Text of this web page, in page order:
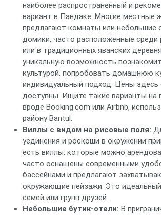
наиболее распространенный и
вариант в Пандаке. Многие местные
предлагают комнаты или небольшие
домики, часто расположенные среди
или в традиционных яванских
уникальную возможность
культурой, попробовать домашнюю
индивидуальный подход. Цены здесь
доступны. Ищите такие варианты на
вроде Booking.com или Airbnb,
району Bantul.
Виллы с видом на рисовые поля:
уединения и роскоши в окружении
есть виллы, которые можно
часто оснащены современными
бассейнами и предлагают
окружающие пейзажи. Это
семей или групп друзей.
Небольшие бутик-отели: В